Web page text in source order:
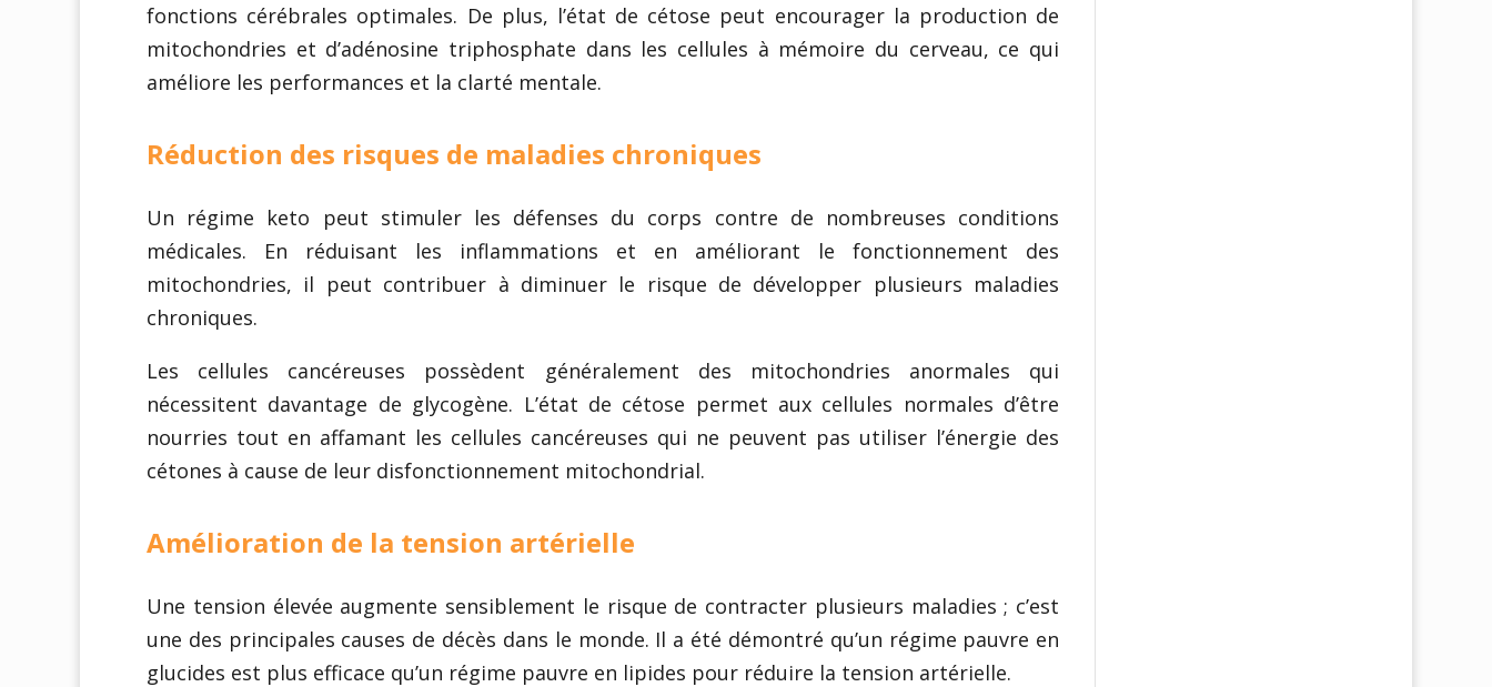
fonctions cérébrales optimales. De plus, l’état de cétose peut encourager la production de
mitochondries et d’adénosine triphosphate dans les cellules à mémoire du cerveau, ce qui
améliore les performances et la clarté mentale.
Réduction des risques de maladies chroniques
Un régime keto peut stimuler les défenses du corps contre de nombreuses conditions
médicales. En réduisant les inflammations et en améliorant le fonctionnement des
mitochondries, il peut contribuer à diminuer le risque de développer plusieurs maladies
chroniques.
Les cellules cancéreuses possèdent généralement des mitochondries anormales qui
nécessitent davantage de glycogène. L’état de cétose permet aux cellules normales d’être
nourries tout en affamant les cellules cancéreuses qui ne peuvent pas utiliser l’énergie des
cétones à cause de leur disfonctionnement mitochondrial.
Amélioration de la tension artérielle
Une tension élevée augmente sensiblement le risque de contracter plusieurs maladies ; c’est
une des principales causes de décès dans le monde. Il a été démontré qu’un régime pauvre en
glucides est plus efficace qu’un régime pauvre en lipides pour réduire la tension artérielle.